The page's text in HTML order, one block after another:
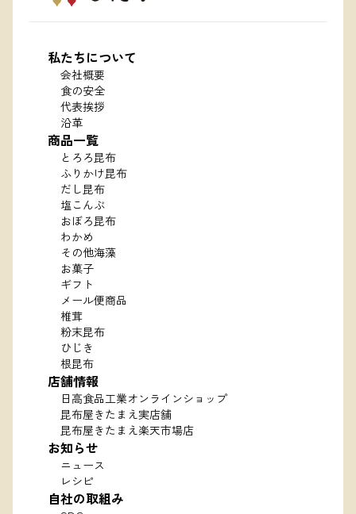
私たちについて
会社概要
食の安全
代表挨拶
沿革
商品一覧
とろろ昆布
ふりかけ昆布
だし昆布
塩こんぶ
おぼろ昆布
わかめ
その他海藻
お菓子
ギフト
メール便商品
椎茸
粉末昆布
ひじき
根昆布
店舗情報
日高食品工業オンラインショップ
昆布屋きたまえ実店舗
昆布屋きたまえ楽天市場店
お知らせ
ニュース
レシピ
自社の取組み